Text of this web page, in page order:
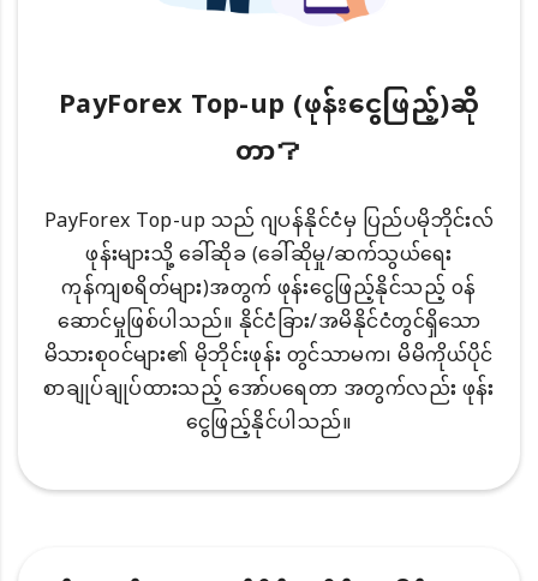
PayForex Top-up (ဖုန်းငွေဖြည့်)ဆို
တာ？
PayForex Top-up သည် ဂျပန်နိုင်ငံမှ ပြည်ပမိုဘိုင်းလ်
ဖုန်းများသို့ ခေါ်ဆိုခ (ခေါ်ဆိုမှု/ဆက်သွယ်ရေး
ကုန်ကျစရိတ်များ)အတွက် ဖုန်းငွေဖြည့်နိုင်သည့် ၀န်
ဆောင်မှုဖြစ်ပါသည်။ နိုင်ငံခြား/အမိနိုင်ငံတွင်ရှိသော
မိသားစု၀င်များ၏ မိုဘိုင်းဖုန်း တွင်သာမက၊ မိမိကိုယ်ပိုင်
စာချုပ်ချုပ်ထားသည့် အော်ပရေတာ အတွက်လည်း ဖုန်း
ငွေဖြည့်နိုင်ပါသည်။